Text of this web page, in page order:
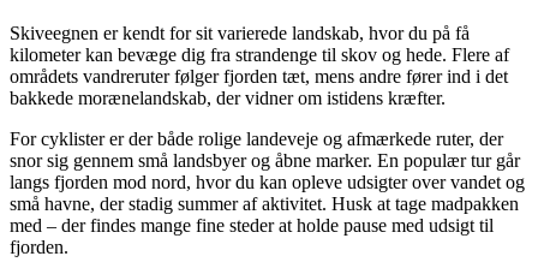
Skiveegnen er kendt for sit varierede landskab, hvor du på få
kilometer kan bevæge dig fra strandenge til skov og hede. Flere af
områdets vandreruter følger fjorden tæt, mens andre fører ind i det
bakkede morænelandskab, der vidner om istidens kræfter.
For cyklister er der både rolige landeveje og afmærkede ruter, der
snor sig gennem små landsbyer og åbne marker. En populær tur går
langs fjorden mod nord, hvor du kan opleve udsigter over vandet og
små havne, der stadig summer af aktivitet. Husk at tage madpakken
med – der findes mange fine steder at holde pause med udsigt til
fjorden.